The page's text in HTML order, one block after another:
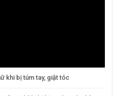
khi bị túm tay, giật tóc